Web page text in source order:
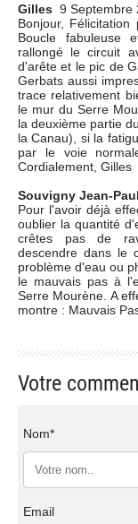
Gilles 9 Septembre
Bonjour,
Boucle fabuleuse
rallongé le circuit
d'arête et le pic de
Gerbats aussi
trace relativement
le mur du Serre
la deuxième partie
la Canau), si la
par le voie
Cordialement, Gilles
Souvigny Jean-Paul
Pour l'avoir déjà
oublier la quantité
crêtes pas de
descendre dans le
problème d'eau ou
le mauvais pas à
Serre Mourène. A
montre : Mauvais
Votre
Nom*
Email